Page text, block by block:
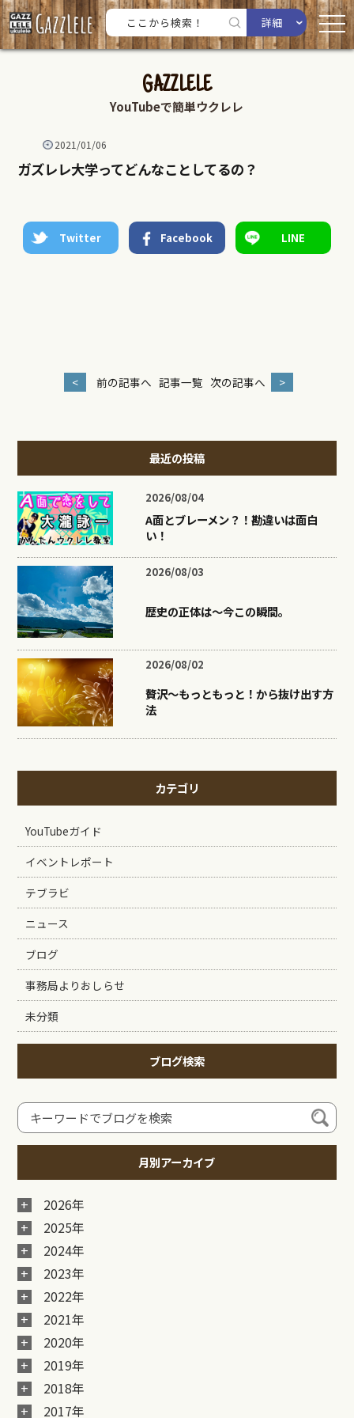
詳細
GAZZLELE
YouTubeで簡単ウクレレ
2021/01/06
ガズレレ大学ってどんなことしてるの？
Twitter Facebook LINE
< 前の記事へ 記事一覧 次の記事へ >
最近の投稿
2026/08/04
A面とブレーメン？！勘違いは面白
い！
2026/08/03
歴史の正体は〜今この瞬間。
2026/08/02
贅沢〜もっともっと！から抜け出す方
法
カテゴリ
YouTubeガイド
イベントレポート
テブラビ
ニュース
ブログ
事務局よりおしらせ
未分類
ブログ検索
月別アーカイブ
2026年
2025年
2024年
2023年
2022年
2021年
2020年
2019年
2018年
2017年